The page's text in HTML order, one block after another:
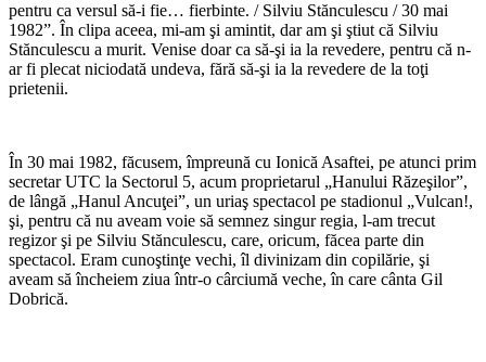
pentru ca versul să-i fie… fierbinte. / Silviu Stănculescu / 30 mai
1982”. În clipa aceea, mi-am şi amintit, dar am şi ştiut că Silviu
Stănculescu a murit. Venise doar ca să-şi ia la revedere, pentru că n-
ar fi plecat niciodată undeva, fără să-şi ia la revedere de la toţi
prietenii.
În 30 mai 1982, făcusem, împreună cu Ionică Asaftei, pe atunci prim
secretar UTC la Sectorul 5, acum proprietarul „Hanului Răzeşilor”,
de lângă „Hanul Ancuţei”, un uriaş spectacol pe stadionul „Vulcan!,
şi, pentru că nu aveam voie să semnez singur regia, l-am trecut
regizor şi pe Silviu Stănculescu, care, oricum, făcea parte din
spectacol. Eram cunoştinţe vechi, îl divinizam din copilărie, şi
aveam să încheiem ziua într-o cârciumă veche, în care cânta Gil
Dobrică.